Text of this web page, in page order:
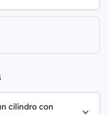
cilindro con